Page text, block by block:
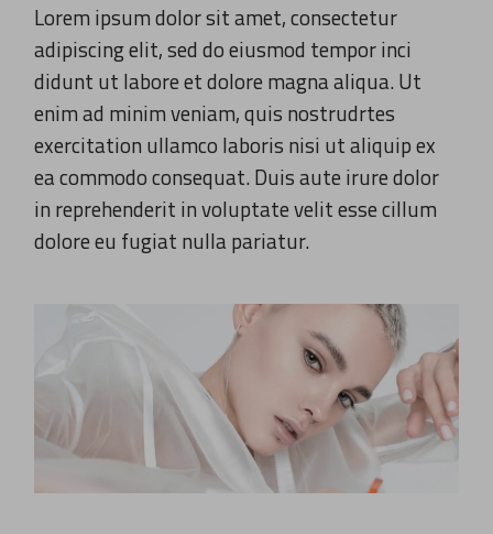
Lorem ipsum dolor sit amet, consectetur
adipiscing elit, sed do eiusmod tempor inci
didunt ut labore et dolore magna aliqua. Ut
enim ad minim veniam, quis nostrudrtes
exercitation ullamco laboris nisi ut aliquip ex
ea commodo consequat. Duis aute irure dolor
in reprehenderit in voluptate velit esse cillum
dolore eu fugiat nulla pariatur.